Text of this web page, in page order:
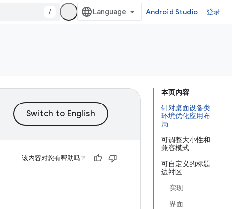
/ Android Studio 登录
本页内容
针对桌面设备类
环境优化应用布
局
可调整大小性和
兼容模式
可自定义的标题
边衬区
实现
界面
该内容对您有帮助吗？